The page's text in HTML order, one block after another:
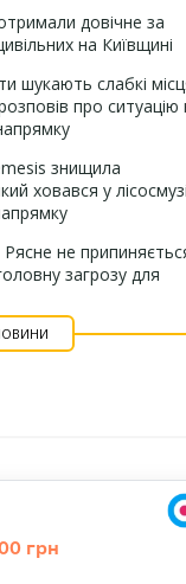
довічне за
на Київщині
шукають слабкі
про ситуацію
знищила
ховався у лісосмузі
Рясне не
загрозу для
грн